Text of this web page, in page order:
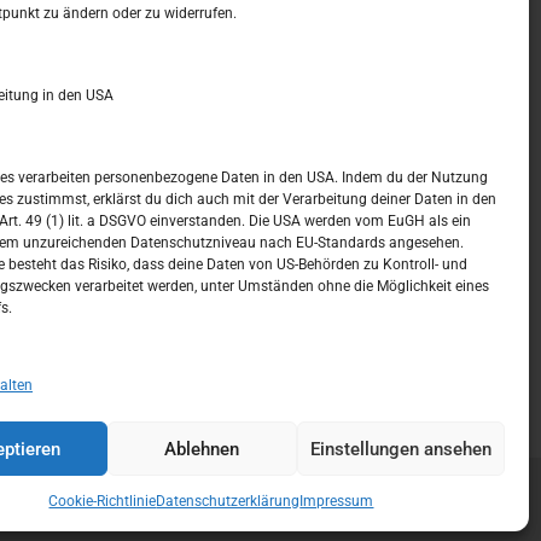
zu ändern oder zu widerrufen.
in den USA
verarbeiten personenbezogene Daten in den USA. Indem du der Nutzung
zustimmst, erklärst du dich auch mit der Verarbeitung deiner Daten in den
49 (1) lit. a DSGVO einverstanden. Die USA werden vom EuGH als ein
unzureichenden Datenschutzniveau nach EU-Standards angesehen.
besteht das Risiko, dass deine Daten von US-Behörden zu Kontroll- und
verarbeitet werden, unter Umständen ohne die Möglichkeit eines
Ablehnen Einstellungen ansehen
Cookie-RichtlinieDatenschutzerklärung Impressum
–
Kalendar
4 5 6 7 8 9 10
11 12 13 14 15 16
18 19 20 21 22 23 24